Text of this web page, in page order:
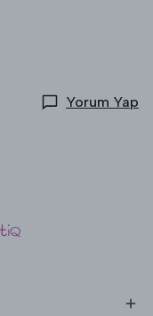
Yorum Yap